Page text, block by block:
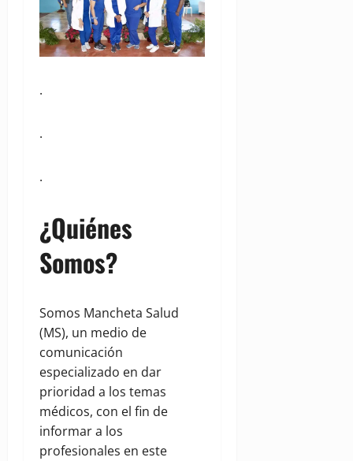
.
.
.
¿Quiénes
Somos?
Somos Mancheta Salud
(MS), un medio de
comunicación
especializado en dar
prioridad a los temas
médicos, con el fin de
informar a los
profesionales en este